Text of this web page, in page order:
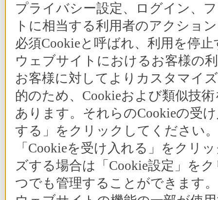
プライバシー設定、ログイン、
トに相当する利用者のアクショ
必須Cookieと呼ばれ、利用を停
ウェブサイトにおけるお客様の
お客様に対してよりカスタマイ
的のため、Cookieおよび類似技
あります。それらのCookieの受
する」をクリックしてください
「Cookieを受け入れる」をクリ
ズする場合は「Cookie設定」を
つでも管理することができます